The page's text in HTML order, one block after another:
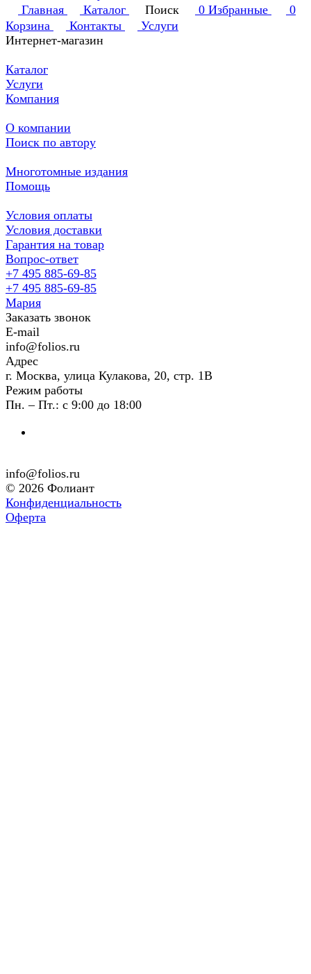
Главная
Каталог Поиск 0 Избранные
0
Корзина
Контакты
Услуги
Интернет-магазин
Каталог
Услуги
Компания
О компании
Поиск по автору
Многотомные издания
Помощь
Условия оплаты
Условия доставки
Гарантия на товар
Вопрос-ответ
+7 495 885-69-85
+7 495 885-69-85
Мария
Заказать звонок
E-mail
info@folios.ru
Адрес
г. Москва, улица Кулакова, 20, стр. 1В
Режим работы
Пн. – Пт.: с 9:00 до 18:00
info@folios.ru
© 2026 Фолиант
Конфиденциальность
Оферта